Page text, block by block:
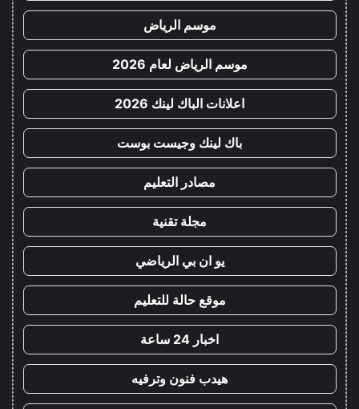
موسم الرياض
موسم الرياض لعام 2026
اعلانات الباك لينك 2026
باك لينك وجيست بوست
مصادر التعليم
مجلة تقنية
يو ان بي الرياضي
موقع حالة للتعليم
اخبار 24 ساعة
هيدب فنون وترفيه